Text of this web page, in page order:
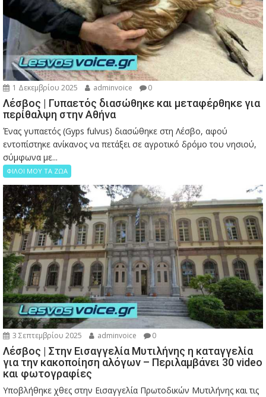
1 Δεκεμβρίου 2025 adminvoice 0
Λέσβος | Γυπαετός διασώθηκε και μεταφέρθηκε για
περίθαλψη στην Αθήνα
Ένας γυπαετός (Gyps fulvus) διασώθηκε στη Λέσβο, αφού
εντοπίστηκε ανίκανος να πετάξει σε αγροτικό δρόμο του νησιού,
σύμφωνα με...
ΦΙΛΟΙ ΜΟΥ ΤΑ ΖΩΑ
3 Σεπτεμβρίου 2025 adminvoice 0
Λέσβος | Στην Εισαγγελία Μυτιλήνης η καταγγελία
για την κακοποίηση αλόγων – Περιλαμβάνει 30 video
και φωτογραφίες
Υποβλήθηκε χθες στην Εισαγγελία Πρωτοδικών Μυτιλήνης και τις